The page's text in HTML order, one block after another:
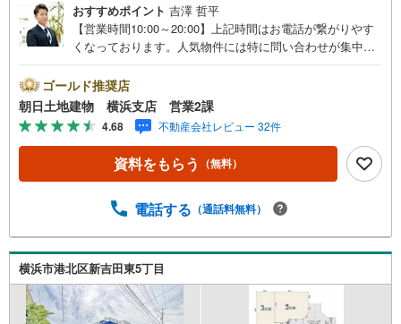
おすすめポイント 吉澤 哲平
【営業時間10:00～20:00】上記時間はお電話が繋がりやす
くなっております。人気物件には特に問い合わせが集中す
る」ボタンよりご予約いただくとご見学がスムーズです。
【コロナウイルス予防対策実施中】・ご入店時の検温とア
ルコール除菌を設置しております。・接客ブースでは、お
席の間隔を通常より広くお取りします。・全営業車に乗降
車時の消毒、除菌シート等を常備しております。・物件見
学用に使い捨てスリッパ・使い捨て手袋をご用意します。
隙間時間でご来店いただけます。・DVDやおもちゃのある
なく！授乳室やおむつ交換室も備えております。【とこと
ん納得】創業38周年の実績。東京・神奈川・埼玉エリアに1
3店舗展開中です。契約件数5万件を突破した、経験と実績
でお客様により良いご提案をするとともに、私たちはお客
様に安心と安全を提供する自信があります。
ゴールド推奨店
朝日土地建物 横浜支店 営業2課
4.68 不動産会社レビュー 32件
資料をもらう （無料）
電話する （通話料無料）
横浜市港北区新吉田東5丁目